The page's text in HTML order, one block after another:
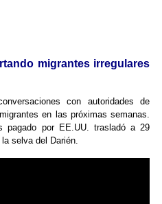
migrantes irregulares
con autoridades de
en las próximas semanas.
pagado por EE.UU. trasladó a 29
selva del Darién.